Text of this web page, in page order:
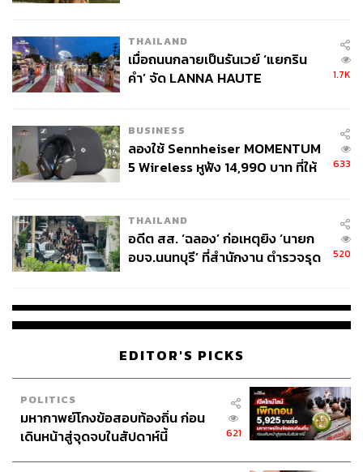
THAILAND
เมื่อถนนกลายเป็นรันเวย์ ‘แยกริน
คำ’ จัด LANNA HAUTE
1.7K
BUSINESS
ลองใช้ Sennheiser MOMENTUM
5 Wireless หูฟัง 14,990 บาท ที่ให้
633
THAILAND
อดีต สส. ‘ฉลอง’ ก่อเหตุยิง ‘นายก
อบจ.นนทบุรี’ ที่สำนักงาน ตำรวจรุด
520
EDITOR'S PICKS
POLITICS
มหากาพย์โกงข้อสอบท้องถิ่น ก่อน
เดินหน้าสู่จุดจบในสัปดาห์นี้
621